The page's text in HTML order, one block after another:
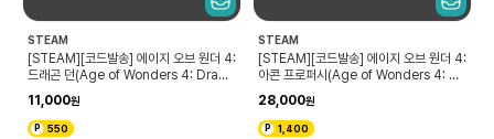
STEAM
[STEAM][코드발송] 에이지 오브 원더 4:
드래곤 던(Age of Wonders 4: Drago
11,000
550
STEAM
[STEAM][코드발송] 에이지 오브 원더 4:
아콘 프로퍼시(Age of Wonders 4: Ar
28,000
1,400